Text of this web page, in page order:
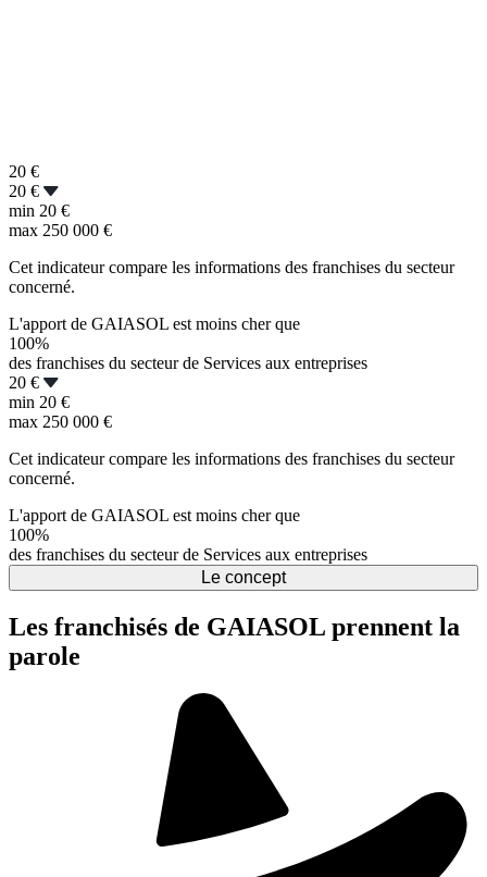
20 €
20 €
min 20 €
max 250 000 €
Cet indicateur compare les informations des franchises du secteur
concerné.
L'apport de GAIASOL est moins cher que
100%
des franchises du secteur de Services aux entreprises
20 €
min 20 €
max 250 000 €
Cet indicateur compare les informations des franchises du secteur
concerné.
L'apport de GAIASOL est moins cher que
100%
des franchises du secteur de Services aux entreprises
Le concept
Les franchisés de GAIASOL prennent la
parole